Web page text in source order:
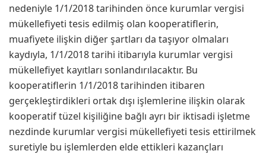
nedeniyle 1/1/2018 tarihinden önce kurumlar vergisi
mükellefiyeti tesis edilmiş olan kooperatiflerin,
muafiyete ilişkin diğer şartları da taşıyor olmaları
kaydıyla, 1/1/2018 tarihi itibarıyla kurumlar vergisi
mükellefiyet kayıtları sonlandırılacaktır. Bu
kooperatiflerin 1/1/2018 tarihinden itibaren
gerçekleştirdikleri ortak dışı işlemlerine ilişkin olarak
kooperatif tüzel kişiliğine bağlı ayrı bir iktisadi işletme
nezdinde kurumlar vergisi mükellefiyeti tesis ettirilmek
suretiyle bu işlemlerden elde ettikleri kazançları